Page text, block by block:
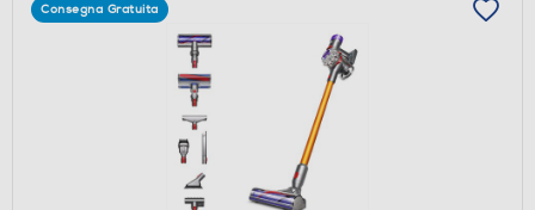
Consegna Gratuita